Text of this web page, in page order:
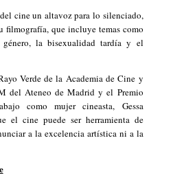
cine un altavoz para lo silenciado,
filmografía, que incluye temas como
la bisexualidad tardía y el
Verde de la Academia de Cine y
del Ateneo de Madrid y el Premio
como mujer cineasta, Gessa
el cine puede ser herramienta de
a la excelencia artística ni a la